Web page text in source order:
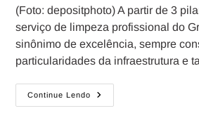
(Foto: depositphoto) A partir de 3
serviço de limpeza profissional do
sinônimo de excelência, sempre
particularidades da infraestrutura e
Continue Lendo